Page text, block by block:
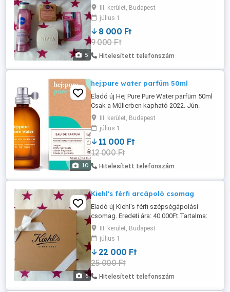
5
Tápláló nappali arckrém száraz bőrre,
natúr mandula olajjal 50ml (fehér) Nivea
Tápláló éjszakai arckrém száraz bőrre,
natúr mandulaolajjal 50ml (sötétkék)
Nivea Fresh Blends Raspberry frissítő
túsfürdő, málnával,áfonyával és ...
III. kerület, Budapest
július 1
8 000 Ft
9 000 Ft
Hitelesített telefonszám
10
hej:pure water parfüm 50ml
Eladó új Hej Pure Pure Water parfüm 50ml
Csak a Müllerben kapható 2022. Jún.
elejétől, eredeti ára: 15.000Ft 100% vegán,
illatjegyek: körte,só,jázmin 85% VOL.
Made in Germany Transzpanens vizes
illat,olyan tiszta,mint a napsütötte tenger a
kék ég alatt. A jázmin abszulut kivonat
indiai termesztésből ...
III. kerület, Budapest
július 1
11 000 Ft
12 000 Ft
Hitelesített telefonszám
6
Kiehl's férfi arcápoló csomag
Eladó új Kiehl's férfi szépségápolási
csomag. Eredeti ára: 40.000Ft Tartalma:
Ultra Light Daily UV Defense Aquagel -
Nnapvédő krém SPF 50+++ High
Protection (hidratáló) 30ml Vital Skin-
Strengthening Super Serum - Bőrerősítő
szérum 30ml Ultra facal Overnight
Rehydrating Mask with 10,5% Squaline ...
III. kerület, Budapest
július 1
22 000 Ft
25 000 Ft
Hitelesített telefonszám